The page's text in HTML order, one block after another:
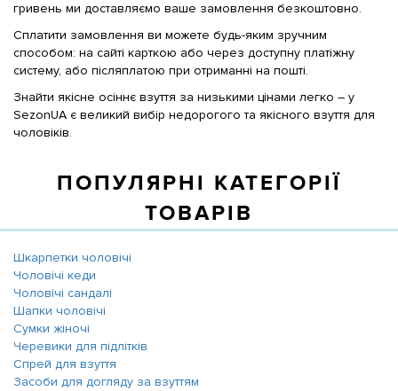
гривень ми доставляємо ваше замовлення безкоштовно.
Сплатити замовлення ви можете будь-яким зручним
способом: на сайті карткою або через доступну платіжну
систему, або післяплатою при отриманні на пошті.
Знайти якісне осіннє взуття за низькими цінами легко – у
SezonUA є великий вибір недорогого та якісного взуття для
чоловіків.
ПОПУЛЯРНІ КАТЕГОРІЇ
ТОВАРІВ
Шкарпетки чоловічі
Чоловічі кеди
Чоловічі сандалі
Шапки чоловічі
Сумки жіночі
Черевики для підлітків
Спрей для взуття
Засоби для догляду за взуттям